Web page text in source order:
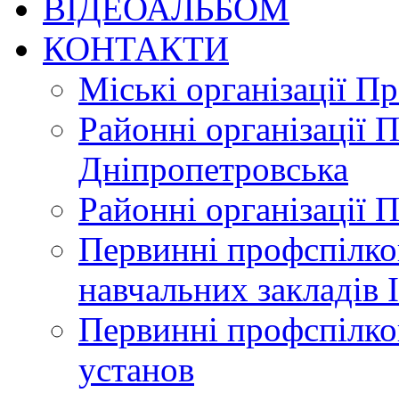
ВІДЕОАЛЬБОМ
КОНТАКТИ
Міські організації
Районні організації
Дніпропетровська
Районні організації
Первинні
навчальних закладів
Первинні
установ